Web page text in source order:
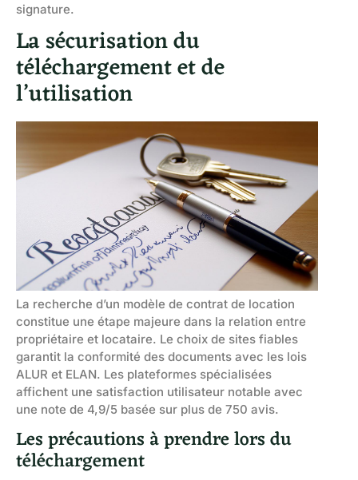
signature.
La sécurisation du
téléchargement et de
l’utilisation
La recherche d’un modèle de contrat de location
constitue une étape majeure dans la relation entre
propriétaire et locataire. Le choix de sites fiables
garantit la conformité des documents avec les lois
ALUR et ELAN. Les plateformes spécialisées
affichent une satisfaction utilisateur notable avec
une note de 4,9/5 basée sur plus de 750 avis.
Les précautions à prendre lors du
téléchargement